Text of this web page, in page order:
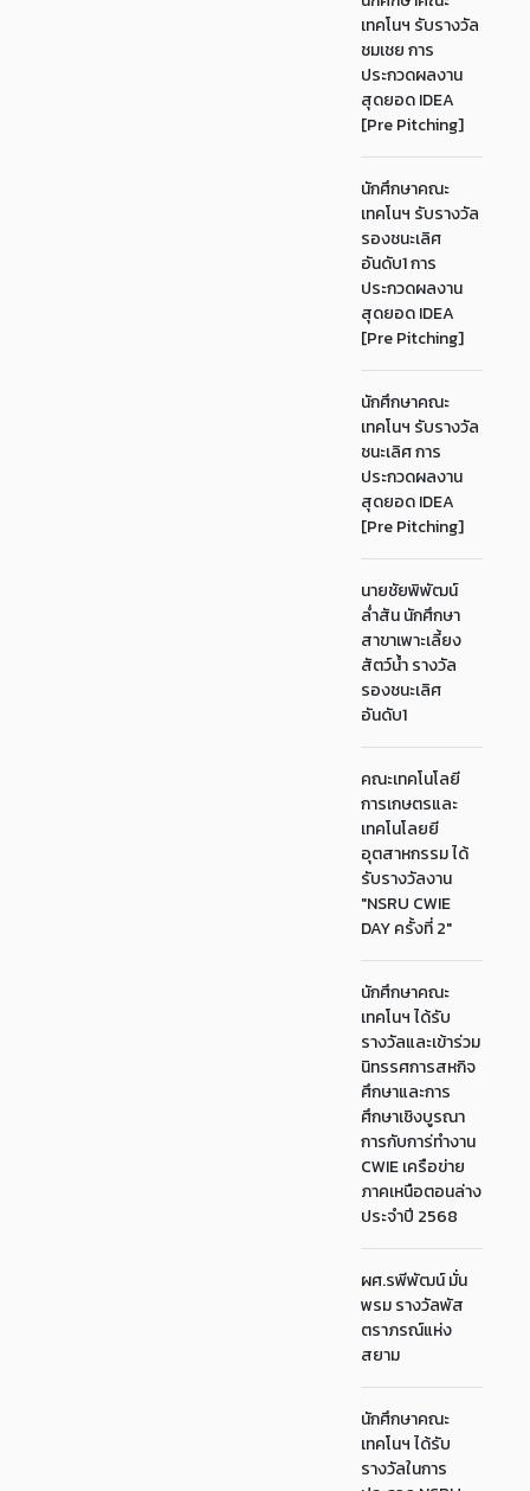
เทคโนฯ รับรางวัล
ชมเชย การ
ประกวดผลงาน
สุดยอด IDEA
[Pre Pitching]
นักศึกษาคณะ
เทคโนฯ รับรางวัล
รองชนะเลิศ
อันดับ1 การ
ประกวดผลงาน
สุดยอด IDEA
[Pre Pitching]
นักศึกษาคณะ
เทคโนฯ รับรางวัล
ชนะเลิศ การ
ประกวดผลงาน
สุดยอด IDEA
[Pre Pitching]
นายชัยพิพัฒน์
ล่ำสัน นักศึกษา
สาขาเพาะเลี้ยง
สัตว์น้ำ รางวัล
รองชนะเลิศ
อันดับ1
คณะเทคโนโลยี
การเกษตรและ
เทคโนโลยยี
อุตสาหกรรม ได้
รับรางวัลงาน
"NSRU CWIE
DAY ครั้งที่ 2"
นักศึกษาคณะ
เทคโนฯ ได้รับ
รางวัลและเข้าร่วม
นิทรรศการสหกิจ
ศึกษาและการ
ศึกษาเชิงบูรณา
การกับการ่ทำงาน
CWIE เครือข่าย
ภาคเหนือตอนล่าง
ประจำปี 2568
ผศ.รพีพัฒน์ มั่น
พรม รางวัลพัส
ตราภรณ์แห่ง
สยาม
นักศึกษาคณะ
เทคโนฯ ได้รับ
รางวัลในการ